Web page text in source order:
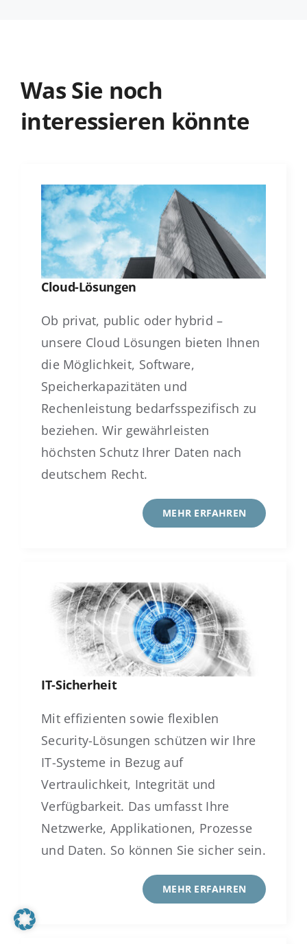
Was Sie noch
interessieren könnte
Cloud-Lösungen
Ob privat, public oder hybrid –
unsere Cloud Lösungen bieten Ihnen
die Möglichkeit, Software,
Speicherkapazitäten und
Rechenleistung bedarfsspezifisch zu
beziehen. Wir gewährleisten
höchsten Schutz Ihrer Daten nach
deutschem Recht.
MEHR ERFAHREN
IT-Sicherheit
Mit effizienten sowie flexiblen
Security-Lösungen schützen wir Ihre
IT-Systeme in Bezug auf
Vertraulichkeit, Integrität und
Verfügbarkeit. Das umfasst Ihre
Netzwerke, Applikationen, Prozesse
und Daten. So können Sie sicher sein.
MEHR ERFAHREN